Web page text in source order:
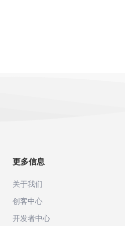
更多信息
关于我们
创客中心
开发者中心